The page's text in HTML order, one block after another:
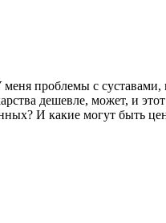
проблемы с
дешевле, может, и
И какие могут быть